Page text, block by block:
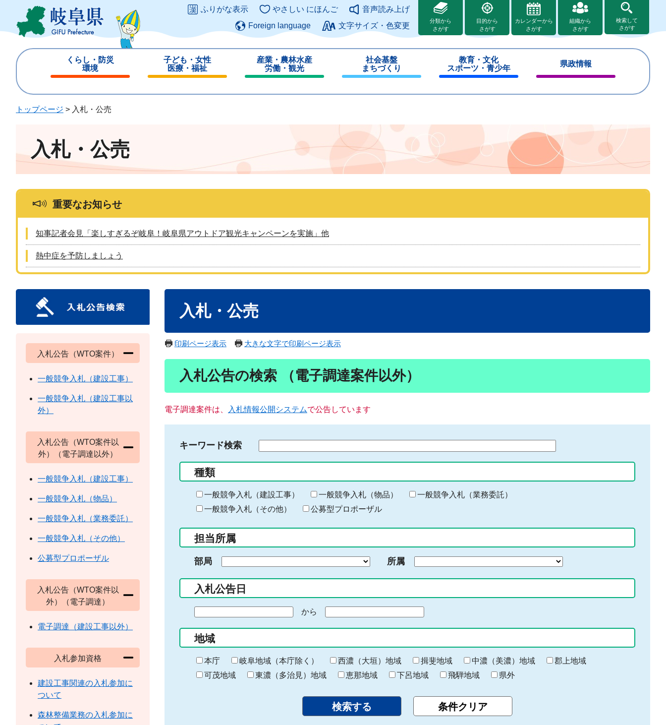
ジ
ュ
このページの本文へ
ふりがな表示 やさしい にほんご
音声読み上げ
Foreign language
文字サイズ・色変更
分類から
さがす
目的から
さがす
カレンダーから
さがす
組織から
さがす
検索して
さがす
くらし・防災
環境
じ
子ども・女性
医療・福祉
じ
産業・農林水産
労働・観光
じ
社会基盤
まちづくり
じ
教育・文化
スポーツ・青少年
じ
県政情報
じ
トップページ > 入札・公売
入札・公売
重要なお知らせ
知事記者会見「楽しすぎるぞ岐阜！岐阜県アウトドア観光キャンペーンを実施」他
熱中症を予防しましょう
入札・公売
印刷ページ表示 大きな文字で印刷ページ表示
入札公告の検索 （電子調達案件以外）
電子調達案件は、 入札情報公開システムで公告しています
キーワード検索
る
キ
ー
ー
入
力
種類
一般競争入札（建設工事） 一般競争入札（物品）
一般競争入札（業務委託）
一般競争入札（その他）
公募型プロポーザル
担当所属
部局 所属
入札公告日
の
始
ま
り
から
終
わ
り
地域
本庁 岐阜地域（本庁除く） 西濃（大垣）地域 揖斐地域 中濃（美濃）地域
郡上地域
可茂地域
東濃（多治見）地域 恵那地域 下呂地域 飛騨地域 県外
入札公告（WTO案件）
一般競争入札（建設工事）
一般競争入札（建設工事以
外）
入札公告（WTO案件以
外）（電子調達以外）
一般競争入札（建設工事）
一般競争入札（物品）
一般競争入札（業務委託）
一般競争入札（その他）
公募型プロポーザル
入札公告（WTO案件以
外）（電子調達）
電子調達（建設工事以外）
入札参加資格
建設工事関連の入札参加に
ついて
森林整備業務の入札参加に